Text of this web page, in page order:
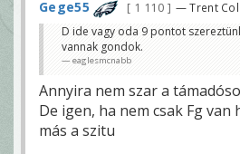
Gege55 1 110 — Trent
D ide vagy oda 9 pontot
vannak gondok.
eaglesmcnabb
Annyira nem szar a
De igen, ha nem csak Fg
más a szitu